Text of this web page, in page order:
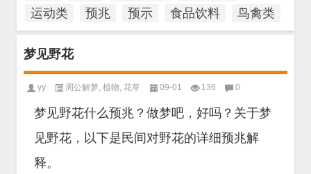
运动类
预兆 预示 食品饮料 鸟禽类
梦见野花
yy 周公解梦, 植物, 花草 09-01 136 0
梦见野花什么预兆？做梦吧，好吗？关于梦
见野花，以下是民间对野花的详细预兆解
释。